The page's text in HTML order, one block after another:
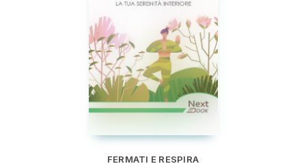
FERMATI E RESPIRA